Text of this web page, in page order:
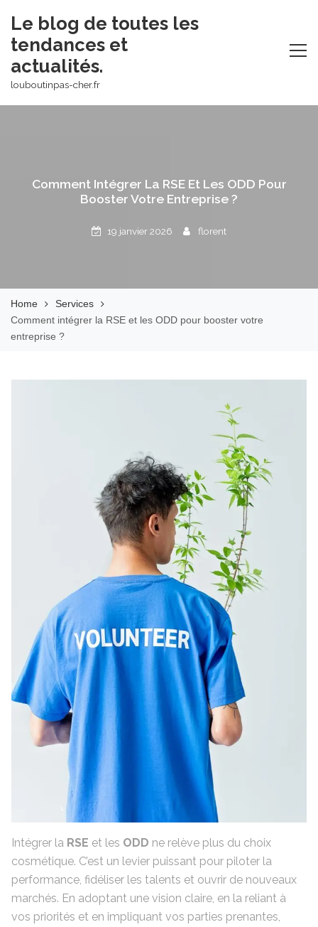
content
Le blog de toutes les
tendances et
actualités.
louboutinpas-cher.fr
Comment Intégrer La RSE Et Les ODD Pour
Booster Votre Entreprise ?
19 janvier 2026 florent
Home
Services
Comment intégrer la RSE et les ODD pour booster votre
entreprise ?
Intégrer la RSE et les ODD ne relève plus du choix
cosmétique. C’est un levier puissant pour piloter la
performance, fidéliser les talents et ouvrir de nouveaux
marchés. En adoptant une vision claire, en la reliant à
vos priorités et en impliquant vos parties prenantes,